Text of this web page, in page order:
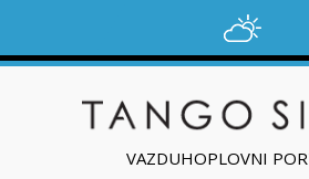
VAZDUHOPLOVNI